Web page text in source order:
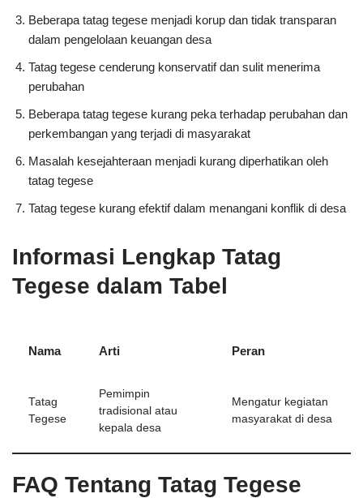
Beberapa tatag tegese menjadi korup dan tidak transparan
dalam pengelolaan keuangan desa
Tatag tegese cenderung konservatif dan sulit menerima
perubahan
Beberapa tatag tegese kurang peka terhadap perubahan dan
perkembangan yang terjadi di masyarakat
Masalah kesejahteraan menjadi kurang diperhatikan oleh
tatag tegese
Tatag tegese kurang efektif dalam menangani konflik di desa
Informasi Lengkap Tatag
Tegese dalam Tabel
Nama Arti Peran
Tatag
Tegese
Pemimpin
tradisional atau
kepala desa
Mengatur kegiatan
masyarakat di desa
FAQ Tentang Tatag Tegese